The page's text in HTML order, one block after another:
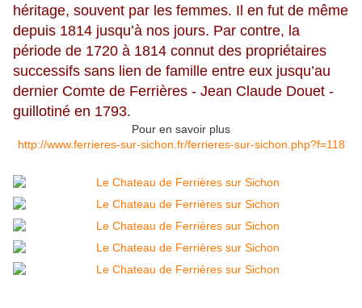
héritage, souvent par les femmes. Il en fut de même
depuis 1814 jusqu’à nos jours. Par contre, la
période de 1720 à 1814 connut des propriétaires
successifs sans lien de famille entre eux jusqu’au
dernier Comte de Ferrières - Jean Claude Douet -
guillotiné en 1793.
Pour en savoir plus
http://www.ferrieres-sur-sichon.fr/ferrieres-sur-sichon.php?f=118